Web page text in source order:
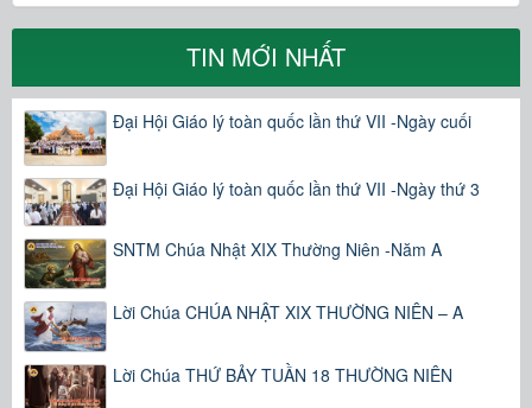
TIN MỚI NHẤT
Đại Hội Giáo lý toàn quốc lần thứ VII -Ngày cuối
Đại Hội Giáo lý toàn quốc lần thứ VII -Ngày thứ 3
SNTM Chúa Nhật XIX Thường Niên -Năm A
Lời Chúa CHÚA NHẬT XIX THƯỜNG NIÊN – A
Lời Chúa THỨ BẢY TUẦN 18 THƯỜNG NIÊN